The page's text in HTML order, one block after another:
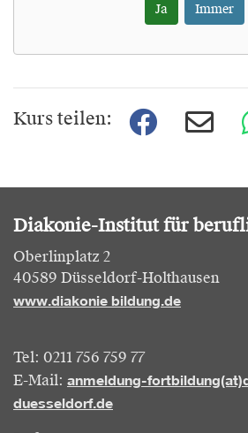
Ja Immer
Kurs teilen:
Diakonie-Institut für
Oberlinplatz 2
40589 Düsseldorf-Holthausen
www.diakonie bildung.de
Tel: 0211 756 759 77
E-Mail: anmeldung-
duesseldorf.de